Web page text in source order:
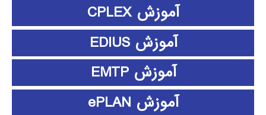
آموزش CPLEX
آموزش EDIUS
آموزش EMTP
آموزش ePLAN